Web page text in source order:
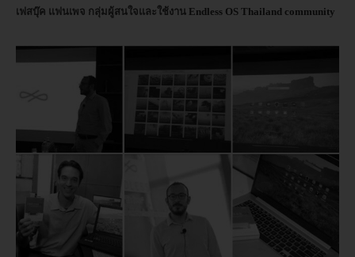
เฟสบุ๊ค แฟนเพจ กลุ่มผู้สนใจและใช้งาน Endless OS Thailand community